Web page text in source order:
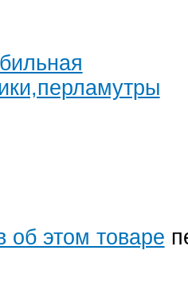
об этом товаре